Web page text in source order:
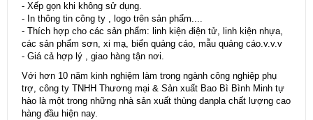
- Xếp gọn khi không sử dụng.
- In thông tin công ty , logo trên sản phẩm....
- Thích hợp cho các sản phẩm: linh kiện điện tử, linh kiện nhựa,
các sản phẩm sơn, xi mạ, biển quảng cáo, mẫu quảng cáo.v.v.v
- Giá cả hợp lý , giao hàng tận nơi.
Với hơn 10 năm kinh nghiệm làm trong ngành công nghiệp phụ
trợ, công ty TNHH Thương mại & Sản xuất Bao Bì Bình Minh tự
hào là một trong những nhà sản xuất thùng danpla chất lượng cao
hàng đầu hiện nay.